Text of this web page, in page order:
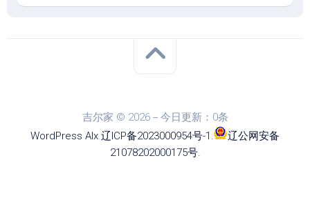
吉尔家 © 2026－今日更新：0条
WordPress Alx.辽ICP备2023000954号-1 .
辽公网安备
21078202000175号.